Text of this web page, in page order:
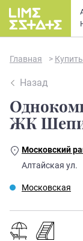
Главная > Купить
Назад
ЖК
Московский
Алтайская ул.
Московская